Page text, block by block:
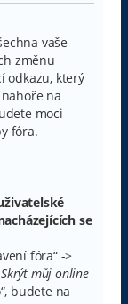
vaše
změnu
odkazu, který
na
moci
fóra.
se
fóra“ ->
Skrýt můj online
budete na